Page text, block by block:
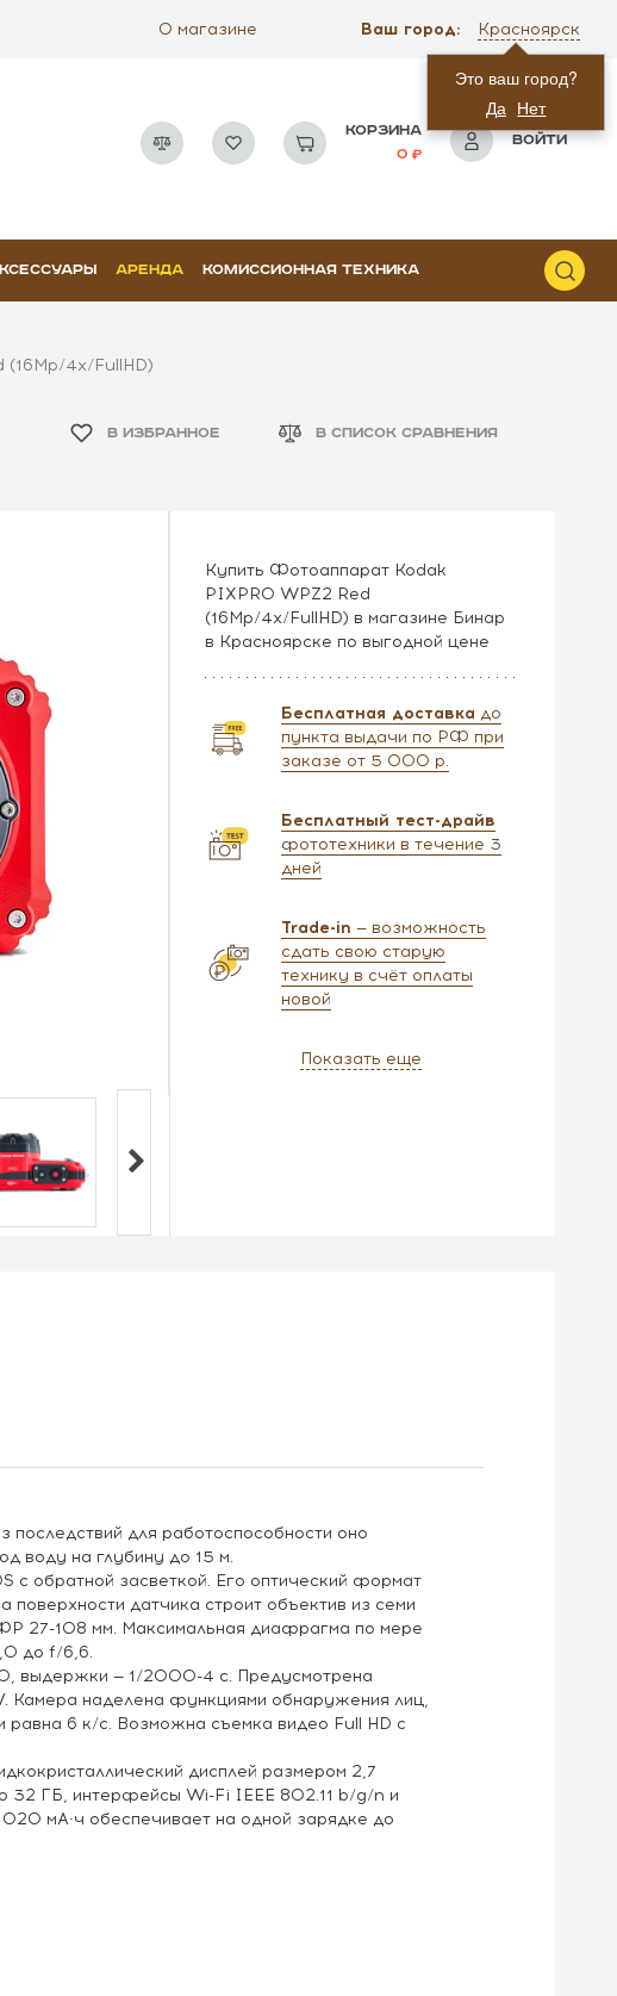
О магазине Ваш город:
Это ваш город?
Да Нет
Красноярск
КОРЗИНА
0
ВОЙТИ
АРЕНДА КОМИССИОННАЯ ТЕХНИКА
(16Mp/4x/FullHD)
В ИЗБРАННОЕ В СПИСОК СРАВНЕНИЯ
Купить Фотоаппарат Kodak
PIXPRO WPZ2 Red
(16Mp/4x/FullHD) в магазине Бинар
в Красноярске по выгодной цене
Бесплатная доставка до
пункта выдачи по РФ при
заказе от 5 000 р.
Бесплатный тест-драйв
фототехники в течение 3
дней
Trade-in — возможность
сдать свою старую
технику в счёт оплаты
новой
Показать еще
для работоспособности оно
воду на глубину до 15 м.
с обратной засветкой. Его оптический формат
датчика строит объектив из семи
27-108 мм. Максимальная диафрагма по мере
до f/6,6.
выдержки — 1/2000-4 с. Предусмотрена
Камера наделена функциями обнаружения лиц,
равна 6 к/с. Возможна съемка видео Full HD с
дисплей размером 2,7
32 ГБ, интерфейсы Wi-Fi IEEE 802.11 b/g/n и
мА∙ч обеспечивает на одной зарядке до